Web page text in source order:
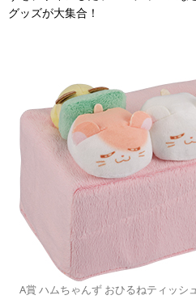
グッズが大集合！
A賞 ハムちゃんず おひるねティッシ